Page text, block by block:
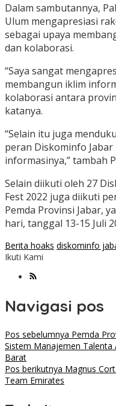
Dalam sambutannya,
Ulum mengapresiasi
sebagai upaya
dan kolaborasi.
“Saya sangat
membangun iklim
kolaborasi antara
katanya.
“Selain itu juga
peran Diskominfo
informasinya,” tambah
Selain diikuti oleh 27
Fest 2022 juga diikuti
Pemda Provinsi Jabar,
hari, tanggal 13-15 Juli
Berita hoaks diskominfo
Ikuti Kami
Navigasi pos
Pos sebelumnya Pemda
Sistem Manajemen Talenta
Barat
Pos berikutnya Magnus
Team Emirates